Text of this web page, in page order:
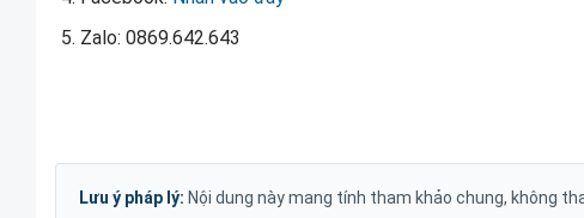
Zalo: 0869.642.643
Lưu ý pháp lý: Nội dung này mang tính tham khảo chung, không